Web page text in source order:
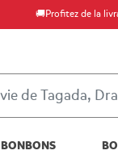
🚚Profitez de la
BONBONS